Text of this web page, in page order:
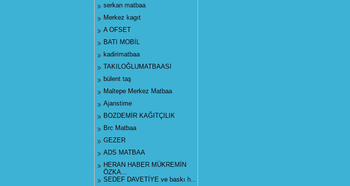
serkan matbaa
Merkez kagıt
A OFSET
BATI MOBİL
kadirimatbaa
TAKILOĞLUMATBAASI
bülent taş
Maltepe Merkez Matbaa
Ajanstime
BOZDEMİR KAĞITÇILIK
Brc Matbaa
GEZER
ADS MATBAA
HERAN HABER MÜKREMİN
ÖZKA...
SEDEF DAVETİYE ve baskı h...